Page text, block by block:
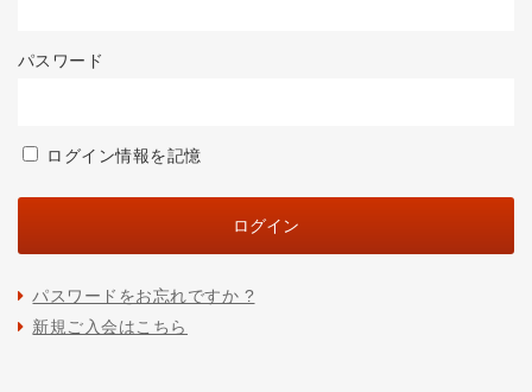
パスワード
ログイン情報を記憶
パスワードをお忘れですか ?
新規ご入会はこちら